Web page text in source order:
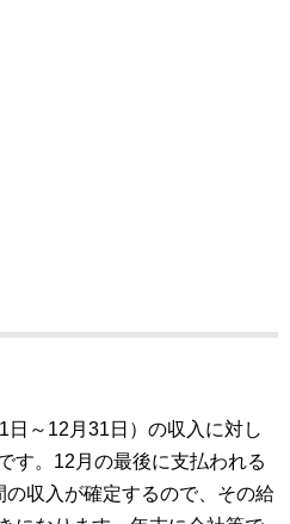
～12月31日）の収入に対し
す。12月の最後に支払われる
収入が確定するので、その給